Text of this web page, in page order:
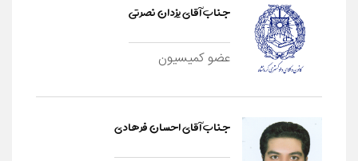
جناب آقای یزدان نصرتی
عضو کمیسیون
جناب آقای احسان فرهادی